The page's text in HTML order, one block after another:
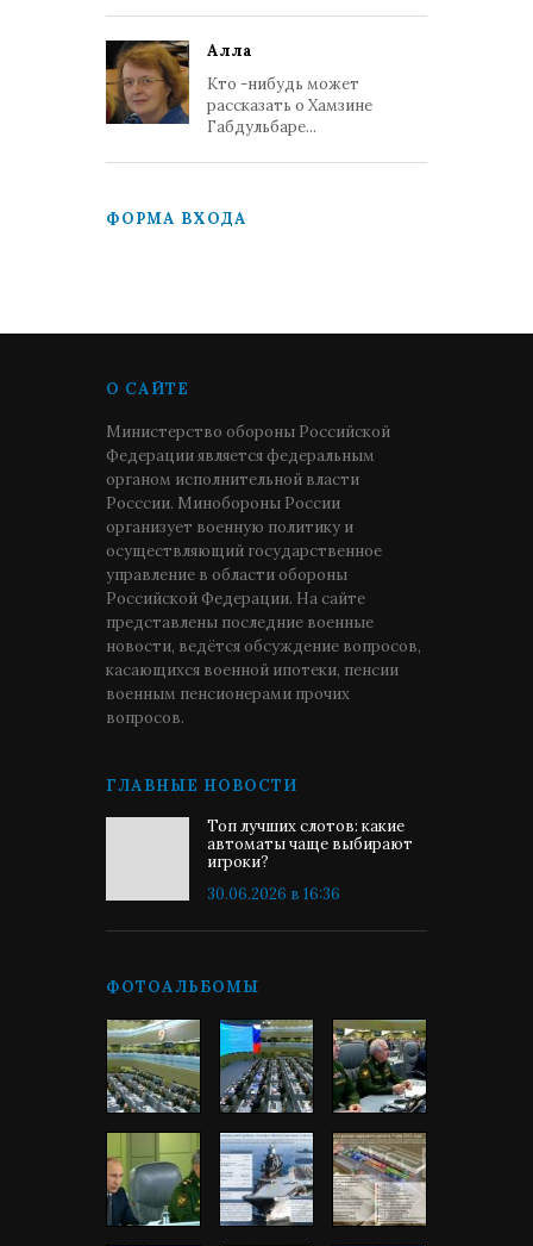
Алла
Кто -нибудь может
рассказать о Хамзине
Габдульбаре...
ФОРМА ВХОДА
О САЙТЕ
Министерство обороны Российской
Федерации является федеральным
органом исполнительной власти
Росссии. Минобороны России
организует военную политику и
осуществляющий государственное
управление в области обороны
Российской Федерации. На сайте
представлены последние военные
новости, ведётся обсуждение вопросов,
касающихся военной ипотеки, пенсии
военным пенсионерами прочих
вопросов.
ГЛАВНЫЕ НОВОСТИ
Топ лучших слотов: какие
автоматы чаще выбирают
игроки?
30.06.2026 в 16:36
ФОТОАЛЬБОМЫ